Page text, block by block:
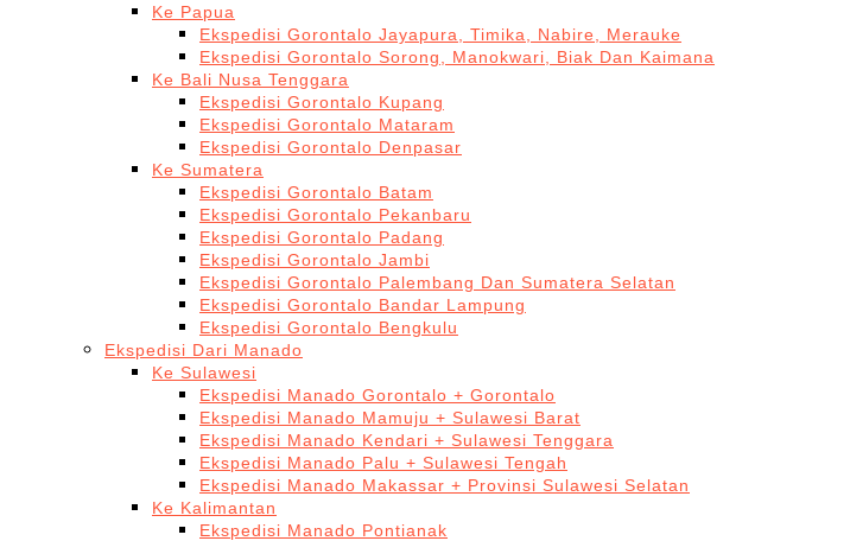
Ke Papua
Ekspedisi Gorontalo Jayapura, Timika, Nabire, Merauke
Ekspedisi Gorontalo Sorong, Manokwari, Biak Dan Kaimana
Ke Bali Nusa Tenggara
Ekspedisi Gorontalo Kupang
Ekspedisi Gorontalo Mataram
Ekspedisi Gorontalo Denpasar
Ke Sumatera
Ekspedisi Gorontalo Batam
Ekspedisi Gorontalo Pekanbaru
Ekspedisi Gorontalo Padang
Ekspedisi Gorontalo Jambi
Ekspedisi Gorontalo Palembang Dan Sumatera Selatan
Ekspedisi Gorontalo Bandar Lampung
Ekspedisi Gorontalo Bengkulu
Ekspedisi Dari Manado
Ke Sulawesi
Ekspedisi Manado Gorontalo + Gorontalo
Ekspedisi Manado Mamuju + Sulawesi Barat
Ekspedisi Manado Kendari + Sulawesi Tenggara
Ekspedisi Manado Palu + Sulawesi Tengah
Ekspedisi Manado Makassar + Provinsi Sulawesi Selatan
Ke Kalimantan
Ekspedisi Manado Pontianak